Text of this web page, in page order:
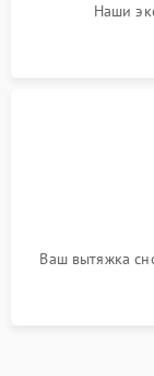
Наши
Ваш вытяжка